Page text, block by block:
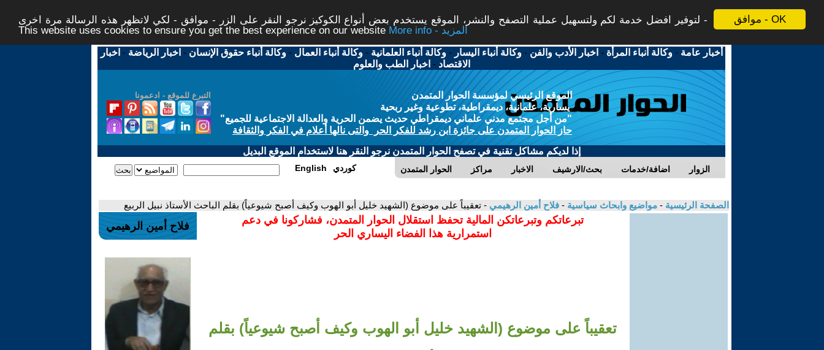
موافق - OK
لتوفير افضل خدمة لكم ولتسهيل عملية التصفح والنشر، الموقع يستخدم بعض أنواع الكوكيز نرجو النقر على الزر - موافق - لكي لاتظهر هذه الرسالة مرة اخرى -
This website uses cookies to ensure you get the best experience on our website
More info - المزيد
أخبار عامة -وكالة أنباء المرأة - اخبار الأدب والفن -وكالة أنباء اليسار -وكالة أنباء العلمانية -وكالة أنباء العمال -وكالة أنباء حقوق الإنسان - اخبار الرياضة - اخبار
الاقتصاد - اخبار الطب والعلوم
التبرع للموقع - ادعمونا
الموقع الرئيسي لمؤسسة الحوار المتمدن
يسارية، علمانية، ديمقراطية، تطوعية وغير ربحية
"من أجل مجتمع مدني علماني ديمقراطي حديث يضمن الحرية والعدالة الاجتماعية للجميع"
حاز الحوار المتمدن على جائزة ابن رشد للفكر الحر والتى نالها أعلام في الفكر والثقافة
إذا لديكم مشاكل تقنية في تصفح الحوار المتمدن نرجو النقر هنا لاستخدام الموقع البديل
الحوار المتمدن مراكز الاخبار بحث/الارشيف اضافة/خدمات الزوار English كوردي
الصفحة الرئيسية - مواضيع وابحاث سياسية - فلاح أمين الرهيمي - تعقيباً على موضوع (الشهيد خليل أبو الهوب وكيف أصبح شيوعياً) بقلم الباحث الأستاذ نبيل الربيع
تبرعاتكم وتبرعاتكن المالية تحفظ استقلال الحوار المتمدن، فشاركونا في دعم
استمرارية هذا الفضاء اليساري الحر
تعقيباً على موضوع (الشهيد خليل أبو الهوب وكيف أصبح شيوعياً) بقلم
فلاح أمين الرهيمي